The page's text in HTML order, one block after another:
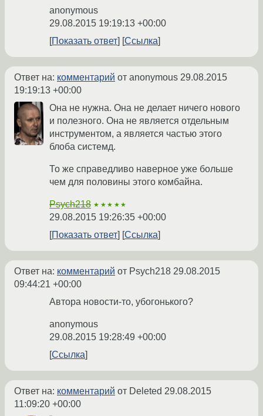
anonymous
29.08.2015 19:19:13 +00:00
Показать ответ
Ссылка
Ответ на: комментарий от anonymous 29.08.2015
19:19:13 +00:00
Она не нужна. Она не делает ничего нового
и полезного. Она не является отдельным
инструментом, а является частью этого
блоба системд.
То же справедливо наверное уже больше
чем для половины этого комбайна.
Psych218 ★★★★★
29.08.2015 19:26:35 +00:00
Показать ответ
Ссылка
Ответ на: комментарий от Psych218 29.08.2015
09:44:21 +00:00
Автора новости-то, убогонького?
anonymous
29.08.2015 19:28:49 +00:00
Ссылка
Ответ на: комментарий от Deleted 29.08.2015
11:09:20 +00:00